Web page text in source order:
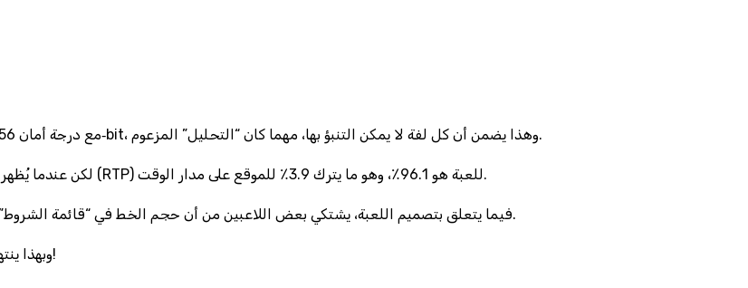
الواجهة الخلفية لـ Betway تستخدم خوارزمية “توليد عشوائي مشدد” (RNG) مع درجة أمان 256‑bit، وهذا يضمن أن كل لفة لا يمكن التنبؤ بها، مهما كان “التحليل” المزعوم.
لكن عندما يُظهر الموقع إحصائيات “فوز اليوم” التي تبلغ 14.6٪، فإنه يغفل عن أن متوسط العائد (RTP) للعبة هو 96.1٪، وهو ما يترك 3.9٪ للموقع على مدار الوقت.
فيما يتعلق بتصميم اللعبة، يشتكي بعض اللاعبين من أن حجم الخط في “قائمة الشروط” لا يتجاوز 9 بكسل، وهو ما يجعل القراءة شبه مستحيلة في الإضاءة المنخفضة.
وبهذا ينتهي النقاش. يا لطيف، ما الكآبة التي يسببها حجم الخط الصغير في نافذة الشروط!